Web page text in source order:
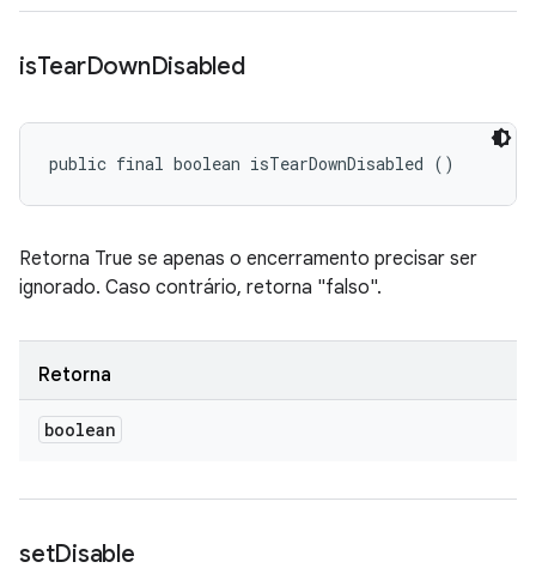
isTearDownDisabled
public final boolean isTearDownDisabled ()
Retorna True se apenas o encerramento precisar ser
ignorado. Caso contrário, retorna "falso".
Retorna
boolean
setDisable